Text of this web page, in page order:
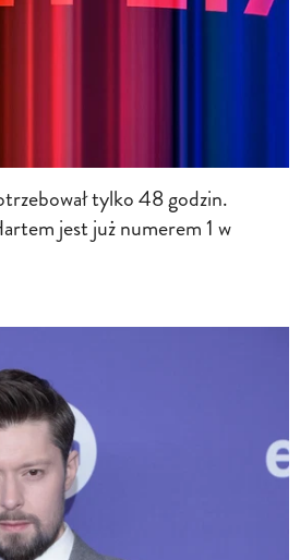
tylko 48 godzin.
jest już numerem 1 w